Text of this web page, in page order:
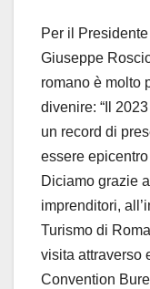
Per il
Giuseppe
romano è molto
divenire: “Il
un record di
essere
Diciamo grazie
imprenditori,
Turismo di
visita attraverso
Convention